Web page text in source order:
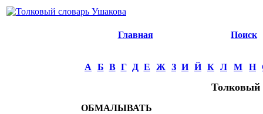
Главная Поиск
А Б В Г Д Е Ж З И Й К Л М Н
Толковый
ОБМАЛЫВАТЬ